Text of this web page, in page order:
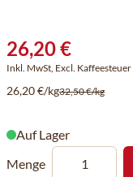
26,20 €
Inkl. MwSt, Excl. Kaffeesteuer
26,20 €/kg32,50 €/kg
Auf Lager
Menge